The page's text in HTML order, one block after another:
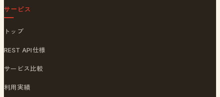
サービス
トップ
REST API仕様
サービス比較
利用実績